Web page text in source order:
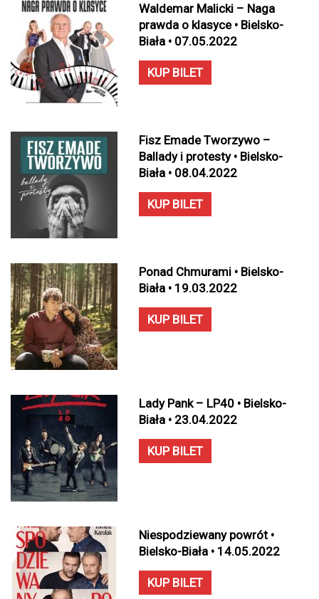
Waldemar Malicki – Naga
prawda o klasyce • Bielsko-
Biała • 07.05.2022
KUP BILET
Fisz Emade Tworzywo –
Ballady i protesty • Bielsko-
Biała • 08.04.2022
KUP BILET
Ponad Chmurami • Bielsko-
Biała • 19.03.2022
KUP BILET
Lady Pank – LP40 • Bielsko-
Biała • 23.04.2022
KUP BILET
Niespodziewany powrót •
Bielsko-Biała • 14.05.2022
KUP BILET